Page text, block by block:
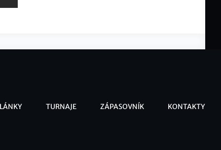
TURNAJE ZÁPASOVNÍK KONTAKTY